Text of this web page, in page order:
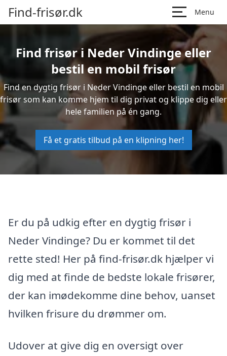
Find-frisør.dk Menu
Find frisør i Neder Vindinge eller
bestil en mobil frisør
Find en dygtig frisør i Neder Vindinge eller bestil en mobil
frisør som kan komme hjem til dig privat og klippe dig eller
hele familien på én gang.
Få et gratis tilbud på en klipning her!
Er du på udkig efter en dygtig frisør i
Neder Vindinge? Du er kommet til det
rette sted! Her på find-frisør.dk hjælper vi
dig med at finde de bedste lokale frisører,
der kan imødekomme dine behov, uanset
hvilken frisure du drømmer om.
Udover at give dig en oversigt over